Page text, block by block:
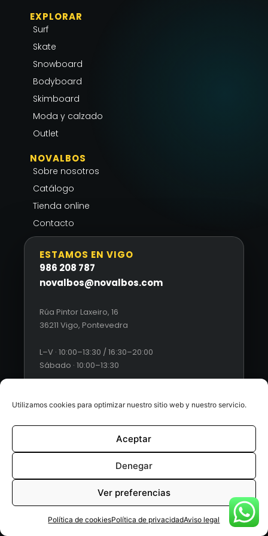
Utilizamos cookies para optimizar nuestro sitio web y nuestro servicio.
Aceptar
Denegar
Ver preferencias
Política de cookiesPolítica de privacidadAviso legal
s
t
a
g
r
a
m
c
e
o
k
f
a
EXPLORAR
Surf
Skate
Snowboard
Bodyboard
Skimboard
Moda y calzado
Outlet
NOVALBOS
Sobre nosotros
Catálogo
Tienda online
Contacto
ESTAMOS EN VIGO
986 208 787
novalbos@novalbos.com
Rúa Pintor Laxeiro, 16
36211 Vigo, Pontevedra
L–V · 10:00–13:30 / 16:30–20:00
Sábado · 10:00–13:30
© 2026 Novalbos. Todos los derechos reservados. |
web by Esquío
Aviso Legal|Política de Privacidad|Condiciones generales
Políticas de cookies